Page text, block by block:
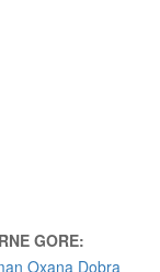
GORE:
Oxana Dobra